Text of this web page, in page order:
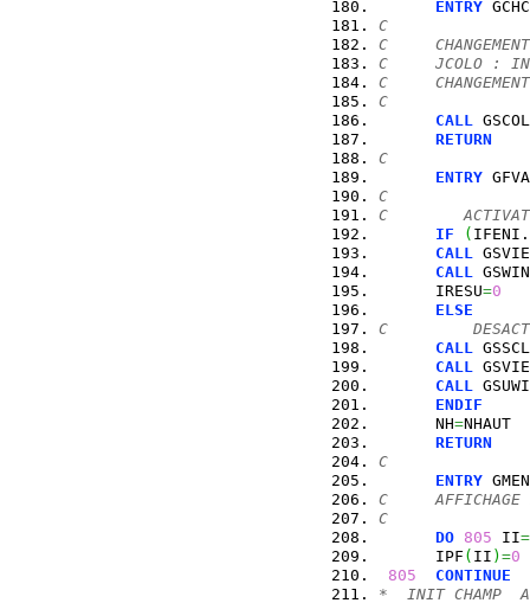
ENTRY
C
C
C     JCOLO :
C
C
CALL
GSCOL
RETURN
C
ENTRY
C
C
IF
( IFENI.
CALL
CALL
GSWIN
      IRESU
=0
ELSE
C
CALL
CALL
CALL
ENDIF
      NH
=NHAUT
RETURN
C
ENTRY
C     AFFICHAGE
C
DO 805 II=
      IPF
( II ) =0
805
CONTINUE
*  INIT CHAMP